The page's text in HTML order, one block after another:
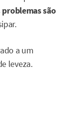
problemas são
a um
leveza.